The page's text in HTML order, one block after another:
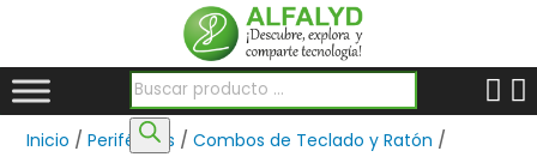
Búsqueda de productos
Inicio /Periféricos /Combos de Teclado y Ratón /